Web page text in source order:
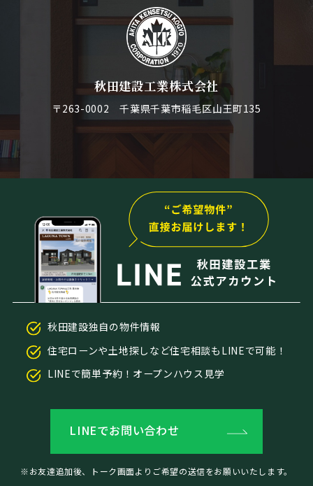
秋田建設工業株式会社
〒263-0002 千葉県千葉市稲毛区山王町135
秋田建設独自の物件情報
住宅ローンや土地探しなど住宅相談もLINEで可能！
LINEで簡単予約！オープンハウス見学
LINEでお問い合わせ
※お友達追加後、トーク画面よりご希望の送信をお願いいたします。